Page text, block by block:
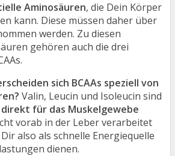
Aminosäuren, die Dein Körper
kann. Diese müssen daher über
werden. Zu diesen
gehören auch die drei
sich BCAAs speziell von
Valin, Leucin und Isoleucin sind
direkt für das Muskelgewebe
vorab in der Leber verarbeitet
also als schnelle Energiequelle
dienen.